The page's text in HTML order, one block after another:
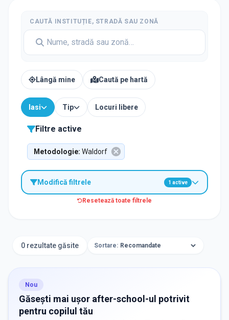
CAUTĂ INSTITUȚIE, STRADĂ SAU ZONĂ
Lângă mine Caută pe hartă
Iasi Tip Locuri libere
Filtre active
Metodologie: Waldorf
Modifică filtrele 1 active
Resetează toate filtrele
0 rezultate găsite Sortare:
Nou
Găsești mai ușor after-school-ul potrivit
pentru copilul tău